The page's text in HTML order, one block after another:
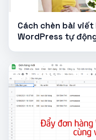
Cách chèn bài
WordPress tự